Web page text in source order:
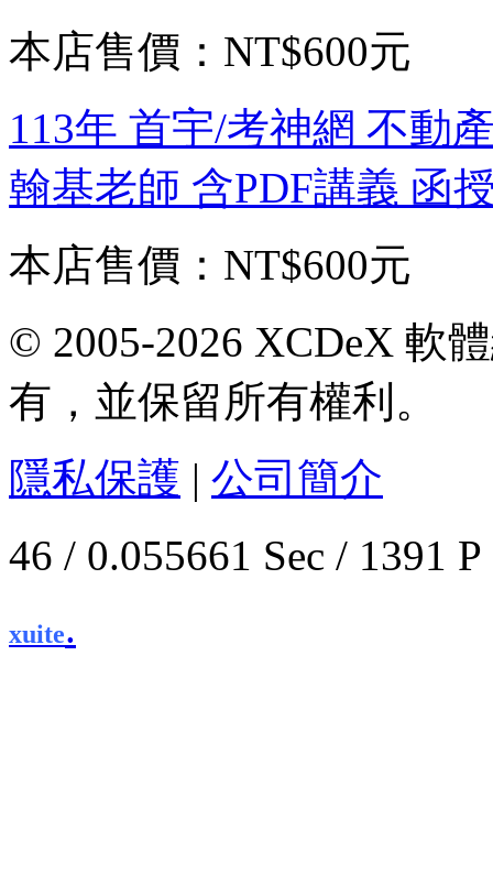
本店售價： NT$600元
113年 首宇/考神網 不動
翰基老師 含PDF講義 函
本店售價： NT$600元
© 2005-2026 XCDeX 軟
有，並保留所有權利。
隱私保護 | 公司簡介
46 / 0.055661 Sec / 1391
xuite.